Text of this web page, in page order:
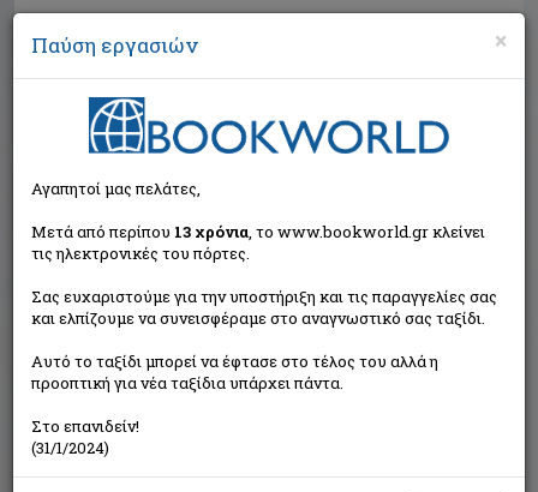
Αναζήτηση
Εξαντλημένο από τον
εκδότη
×
Παύση εργασιών
Αγαπητοί μας πελάτες,
Μετά από περίπου 13 χρόνια, το www.bookworld.gr κλείνει
τις ηλεκτρονικές του πόρτες.
Σας ευχαριστούμε για την υποστήριξη και τις παραγγελίες σας
και ελπίζουμε να συνεισφέραμε στο αναγνωστικό σας ταξίδι.
Αυτό το ταξίδι μπορεί να έφτασε στο τέλος του αλλά η
προοπτική για νέα ταξίδια υπάρχει πάντα.
Στο επανιδείν!
(31/1/2024)